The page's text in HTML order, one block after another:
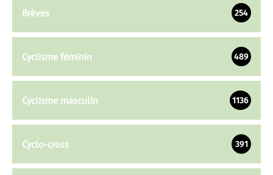
Brèves 254
Cyclisme féminin 489
Cyclisme masculin 1136
Cyclo-cross 391